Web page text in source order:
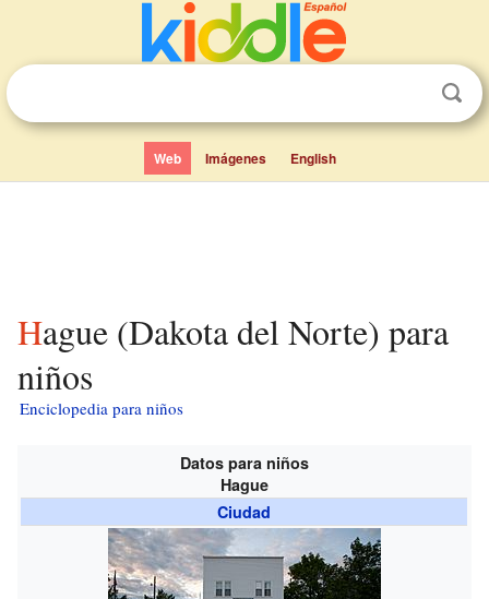
Web Imágenes English
Hague (Dakota del Norte) para
niños
Enciclopedia para niños
Datos para niños
Hague
Ciudad